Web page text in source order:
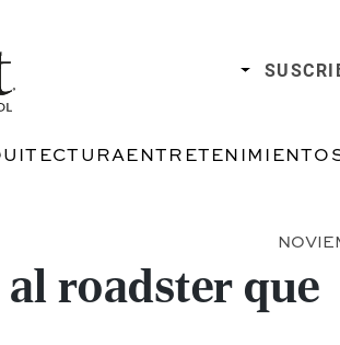
ENTRETENIMIENTO
roadster que